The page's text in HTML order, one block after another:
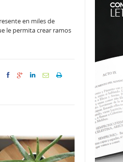
en miles de
le permita crear ramos